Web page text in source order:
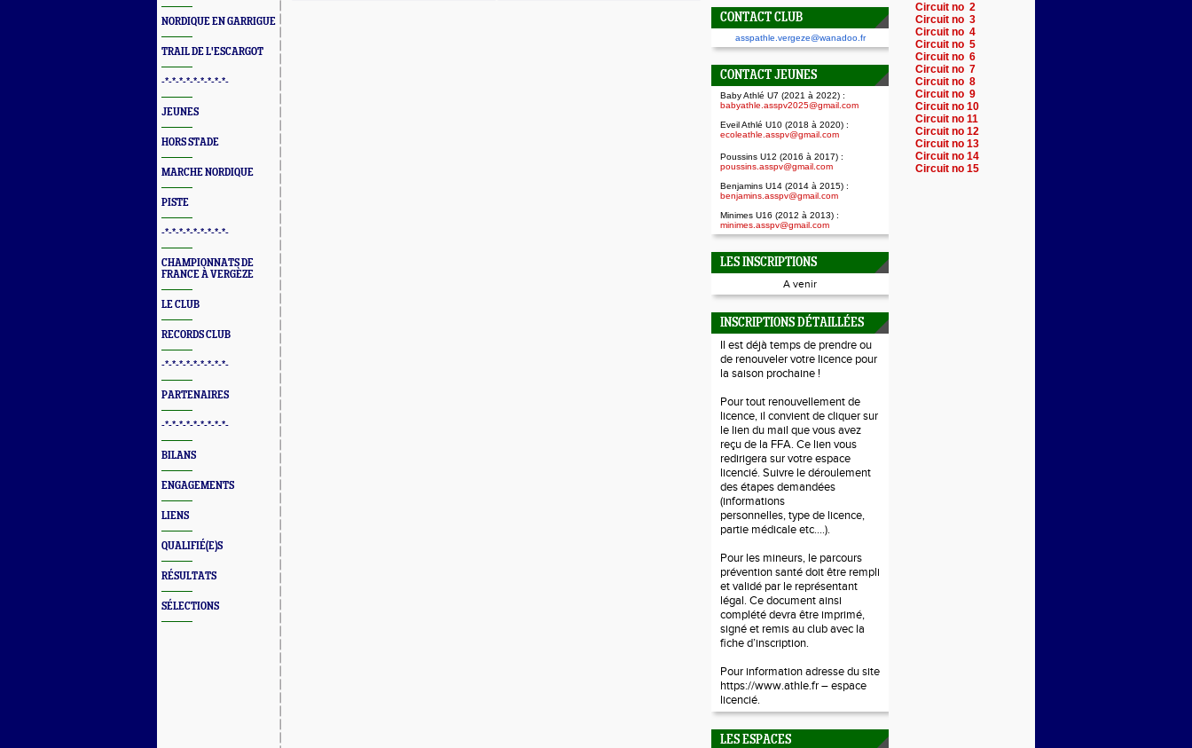
NORDIQUE EN GARRIGUE
TRAIL DE L'ESCARGOT
-*-*-*-*-*-*-*-*-*-
JEUNES
HORS STADE
MARCHE NORDIQUE
PISTE
-*-*-*-*-*-*-*-*-*-
CHAMPIONNATS DE
FRANCE À VERGÈZE
LE CLUB
RECORDS CLUB
-*-*-*-*-*-*-*-*-*-
PARTENAIRES
-*-*-*-*-*-*-*-*-*-
BILANS
ENGAGEMENTS
LIENS
QUALIFIÉ(E)S
RÉSULTATS
SÉLECTIONS
CONTACT CLUB
asspathle.vergeze@wanadoo.fr
CONTACT JEUNES
Baby Athlé U7 (2021 à 2022) :
babyathle.asspv2025@gmail.com
Eveil Athlé U10 (2018 à 2020) :
ecoleathle.asspv@gmail.com
Poussins U12 (2016 à 2017) :
poussins.asspv@gmail.com
Benjamins U14 (2014 à 2015) :
benjamins.asspv@gmail.com
Minimes U16 (2012 à 2013) :
minimes.asspv@gmail.com
LES INSCRIPTIONS
A venir
INSCRIPTIONS DÉTAILLÉES
Il est déjà temps de prendre ou
de renouveler votre licence pour
la saison prochaine !
Pour tout renouvellement de
licence, il convient de cliquer sur
le lien du mail que vous avez
reçu de la FFA. Ce lien vous
redirigera sur votre espace
licencié. Suivre le déroulement
des étapes demandées
(informations
personnelles, type de licence,
partie médicale etc....).
Pour les mineurs, le parcours
prévention santé doit être rempli
et validé par le représentant
légal. Ce document ainsi
complété devra être imprimé,
signé et remis au club avec la
fiche d’inscription.
Pour information adresse du site
https://www.athle.fr – espace
licencié.
LES ESPACES
Circuit no 2
Circuit no 3
Circuit no 4
Circuit no 5
Circuit no 6
Circuit no 7
Circuit no 8
Circuit no 9
Circuit no 10
Circuit no 11
Circuit no 12
Circuit no 13
Circuit no 14
Circuit no 15